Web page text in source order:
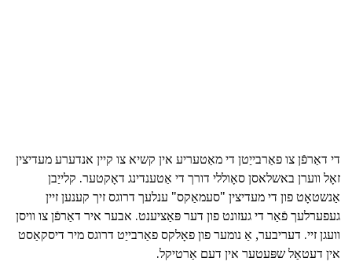
די דאַרפֿן צו פאַרבייַטן די מאַטעריע אין קשיא צו קיין אנדערע מעדיצין
זאָל ווערן באשלאסן סאָוללי דורך די אַטענדינג דאָקטער. קלייַבן
אַנשטאָט פון די מעדיצין "סעמאַקס" ענלעך דרוגס זיך קענען זיין
געפערלעך פֿאַר די געזונט פון דער פּאַציענט. אבער איר דאַרפֿן צו וויסן
וועגן זיי. דעריבער, אַ נומער פון פאָלקס פאַרבייַט דרוגס מיר דיסקאַסט
אין דעטאַל שפּעטער אין דעם אַרטיקל.